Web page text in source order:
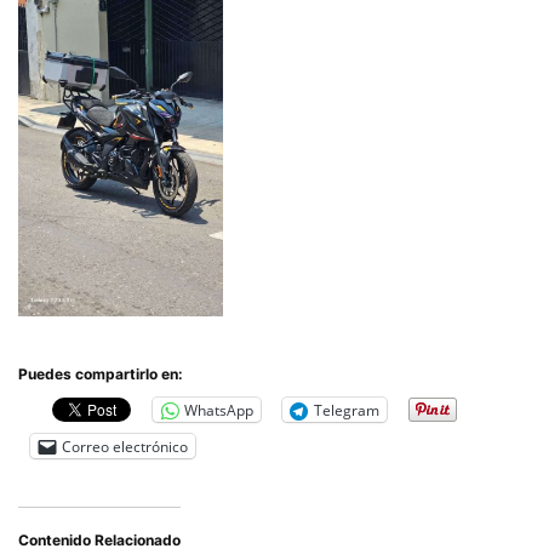
Puedes compartirlo en:
WhatsApp
Telegram
Correo electrónico
Contenido Relacionado